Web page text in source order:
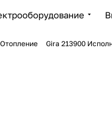
Gira 213900